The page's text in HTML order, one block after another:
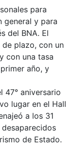
para
general y para
del BNA. El
plazo, con un
con una tasa
año, y
47° aniversario
lugar en el Hall
a los 31
de Estado.